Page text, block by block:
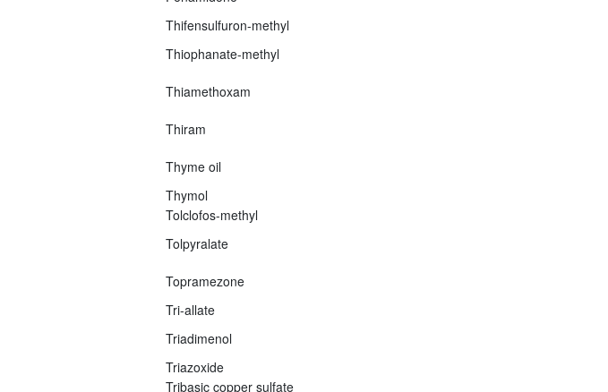
Thifensulfuron-methyl
Thiophanate-methyl
Thiamethoxam
Thiram
Thyme oil
Thymol
Tolclofos-methyl
Tolpyralate
Topramezone
Tri-allate
Triadimenol
Triazoxide
Tribasic copper sulfate